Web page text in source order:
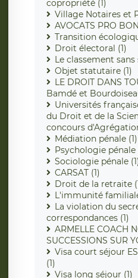
copropriété (1)
Village Notaires et
AVOCATS PRO
Transition
Droit électoral (1)
Le classement sans
Objet statutaire (1)
LE DROIT DANS
Bamdé et
Universités
du Droit et de la
concours
Médiation pénale (1)
Psychologie pénale
Sociologie pénale
CARSAT (1)
Droit de la retraite
L'immunité
La violation du
correspondances (1)
ARMELLE COACH
SUCCESSIONS SUR
Visa court séjour
(1)
Visa long séjour (1)